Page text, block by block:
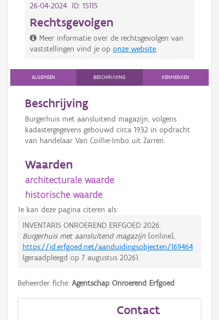
26-04-2024 ID: 15115
Rechtsgevolgen
Meer informatie over de rechtsgevolgen van
vaststellingen vind je op onze website
ALGEMEEN BESCHRIJVING KENMERKEN
Beschrijving
Burgerhuis met aansluitend magazijn, volgens
kadastergegevens gebouwd circa 1932 in opdracht
van handelaar Van Coillie-Imbo uit Zarren.
Waarden
architecturale waarde
historische waarde
Je kan deze pagina citeren als:
INVENTARIS ONROEREND ERFGOED 2026:
Burgerhuis met aansluitend magazijn [online],
https://id.erfgoed.net/aanduidingsobjecten/169464
(geraadpleegd op 7 augustus 2026).
Beheerder fiche: Agentschap Onroerend Erfgoed
Contact